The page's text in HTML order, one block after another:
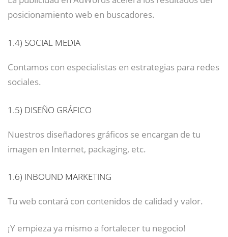
posicionamiento web en buscadores.
1.4) SOCIAL MEDIA
Contamos con especialistas en estrategias para redes
sociales.
1.5) DISEÑO GRÁFICO
Nuestros diseñadores gráficos se encargan de tu
imagen en Internet, packaging, etc.
1.6) INBOUND MARKETING
Tu web contará con contenidos de calidad y valor.
¡Y empieza ya mismo a fortalecer tu negocio!